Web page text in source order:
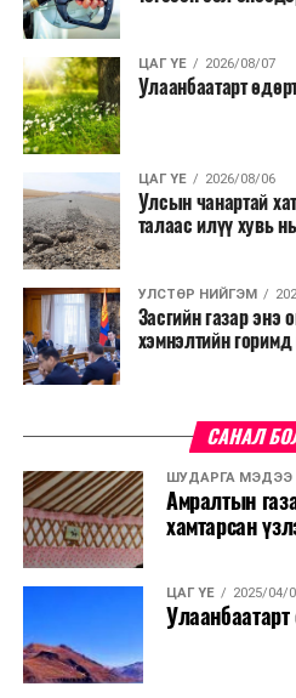
ЦАГ ҮЕ 2026/08/07
Улаанбаатарт
ЦАГ ҮЕ 2026/08/06
Улсын чанартай
талаас илүү хувь
УЛСТӨР НИЙГЭМ
Засгийн газар энэ
хэмнэлтийн
САНАЛ
ШУДАРГА МЭДЭЭ
Амралтын
хамтарсан
ЦАГ ҮЕ 2025/04/